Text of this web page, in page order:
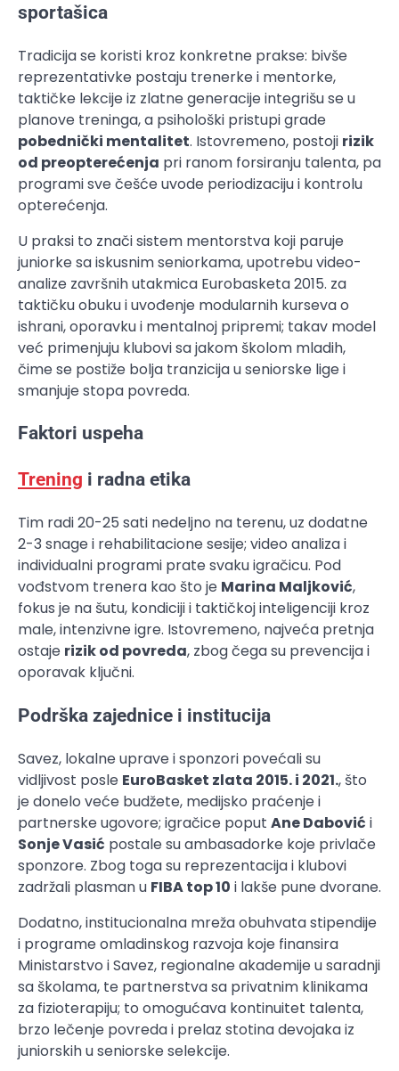
sportašica
Tradicija se koristi kroz konkretne prakse: bivše
reprezentativke postaju trenerke i mentorke,
taktičke lekcije iz zlatne generacije integrišu se u
planove treninga, a psihološki pristupi grade
pobednički mentalitet. Istovremeno, postoji rizik
od preopterećenja pri ranom forsiranju talenta, pa
programi sve češće uvode periodizaciju i kontrolu
opterećenja.
U praksi to znači sistem mentorstva koji paruje
juniorke sa iskusnim seniorkama, upotrebu video-
analize završnih utakmica Eurobasketa 2015. za
taktičku obuku i uvođenje modularnih kurseva o
ishrani, oporavku i mentalnoj pripremi; takav model
već primenjuju klubovi sa jakom školom mladih,
čime se postiže bolja tranzicija u seniorske lige i
smanjuje stopa povreda.
Faktori uspeha
Trening i radna etika
Tim radi 20-25 sati nedeljno na terenu, uz dodatne
2-3 snage i rehabilitacione sesije; video analiza i
individualni programi prate svaku igračicu. Pod
vođstvom trenera kao što je Marina Maljković,
fokus je na šutu, kondiciji i taktičkoj inteligenciji kroz
male, intenzivne igre. Istovremeno, najveća pretnja
ostaje rizik od povreda, zbog čega su prevencija i
oporavak ključni.
Podrška zajednice i institucija
Savez, lokalne uprave i sponzori povećali su
vidljivost posle EuroBasket zlata 2015. i 2021., što
je donelo veće budžete, medijsko praćenje i
partnerske ugovore; igračice poput Ane Dabović i
Sonje Vasić postale su ambasadorke koje privlače
sponzore. Zbog toga su reprezentacija i klubovi
zadržali plasman u FIBA top 10 i lakše pune dvorane.
Dodatno, institucionalna mreža obuhvata stipendije
i programe omladinskog razvoja koje finansira
Ministarstvo i Savez, regionalne akademije u saradnji
sa školama, te partnerstva sa privatnim klinikama
za fizioterapiju; to omogućava kontinuitet talenta,
brzo lečenje povreda i prelaz stotina devojaka iz
juniorskih u seniorske selekcije.